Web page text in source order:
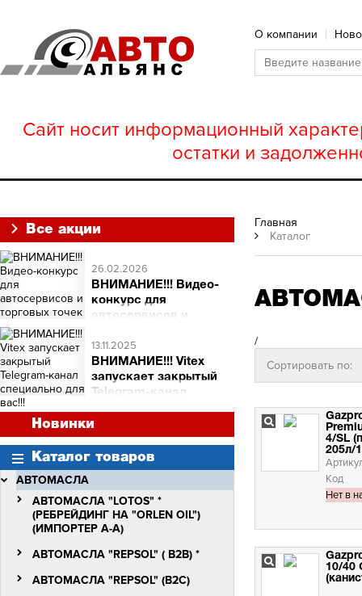
О компании
Сайт носит информационный
остатки и
Все акции
26.02.2026
ВНИМАНИЕ!!! Видео-
конкурс для
автосервисов и
ВНИМАНИЕ!!! Видео-
конкурс для автосервисов
и торговых точек
Сними видео с Vitex -
Quantum Molibden
13.11.2025
ВНИМАНИЕ!!! Vitex
запускает закрытый
Telegram-канал
ВНИМАНИЕ!!!
Telegram-канал
специально для вас!!!
Новинки
Каталог товаров
АВТОМАСЛА
АВТОМАСЛА "LOTOS" *
(РЕБРЕЙДИНГ НА "ORLEN OIL")
(ИМПОРТЕР А-А)
АВТОМАСЛА "REPSOL" ( B2B) *
АВТОМАСЛА "REPSOL" (B2C)
Главная
Каталог
/
Сортировать по:
4/SL
205л/
Код
Нет в
10/40